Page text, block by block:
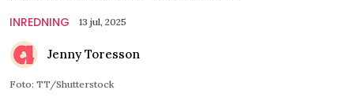
INREDNING 13 jul, 2025
Jenny Toresson
Foto: TT/Shutterstock